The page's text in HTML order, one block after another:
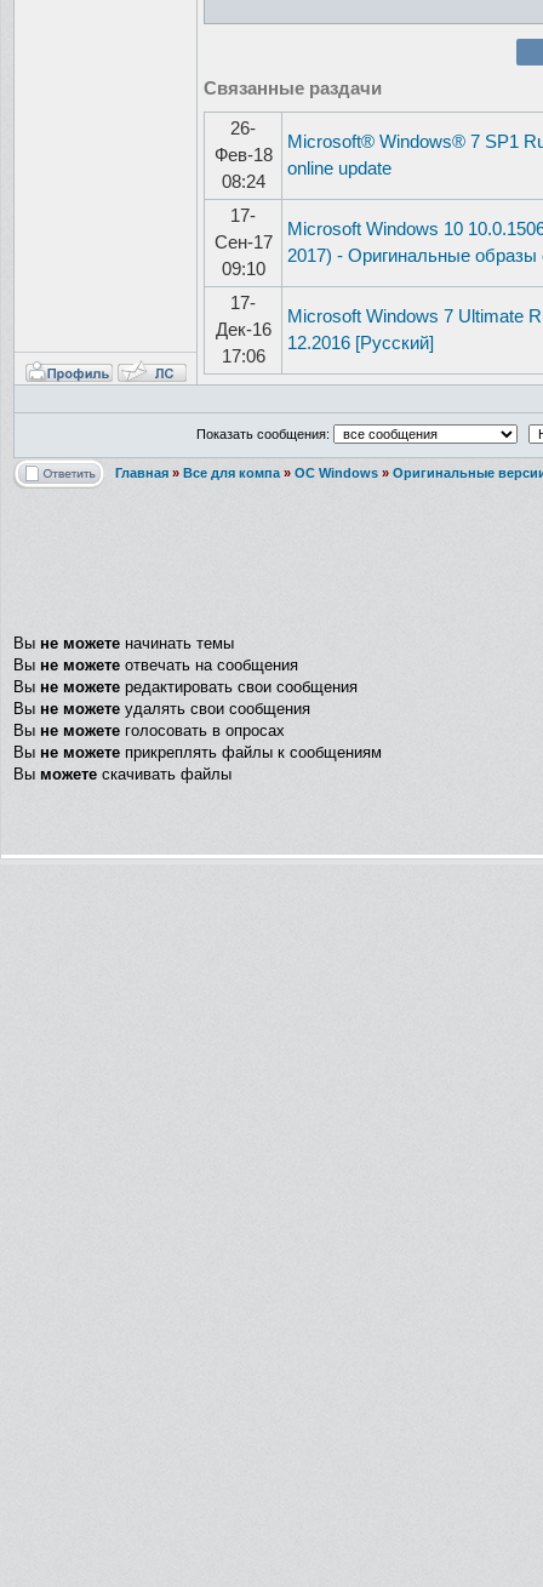
Связанные раздачи
26-
Фев-18
08:24
Microsoft® Windows® 7 SP1
online update
17-
Сен-17
09:10
Microsoft Windows 10
2017) - Оригинальные
17-
Дек-16
17:06
Microsoft Windows 7 Ultimate
12.2016 [Русский]
Показать сообщения:
Главная » Все для компа » ОС Windows » Оригинальные
Вы не можете начинать темы
Вы не можете отвечать на сообщения
Вы не можете редактировать свои сообщения
Вы не можете удалять свои сообщения
Вы не можете голосовать в опросах
Вы не можете прикреплять файлы к сообщениям
Вы можете скачивать файлы